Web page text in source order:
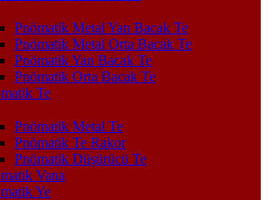
Pnömatik Metal Yan Bacak Te
Pnömatik Metal Orta Bacak Te
Pnömatik Yan Bacak Te
Pnömatik Orta Bacak Te
Te
Pnömatik Metal Te
Pnömatik Te Rakor
Pnömatik Düşürücü Te
Vana
Ye